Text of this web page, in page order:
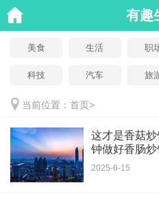
有趣
美食 生活 职
科技 汽车 旅
当前位置： 首页>
这才是香菇
钟做好香肠炒
2025-6-15